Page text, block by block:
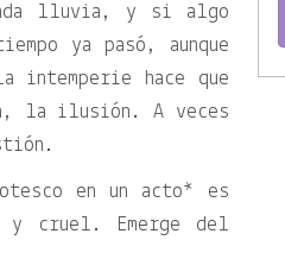
lluvia, y si algo
ya pasó, aunque
hace que
la ilusión. A veces
en un acto* es
y cruel. Emerge del